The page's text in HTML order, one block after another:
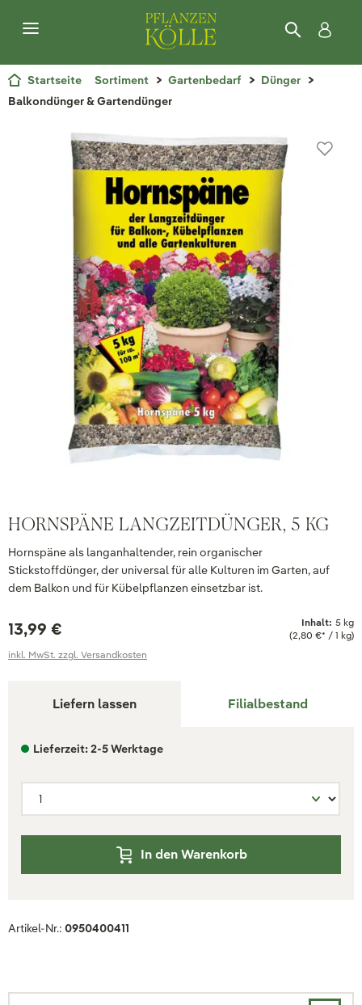
Startseite Sortiment Gartenbedarf
Dünger
Balkondünger & Gartendünger
HORNSPÄNE LANGZEITDÜNGER, 5 KG
Hornspäne als langanhaltender, rein organischer
Stickstoffdünger, der universal für alle Kulturen im Garten, auf
dem Balkon und für Kübelpflanzen einsetzbar ist.
13,99 € Inhalt: 5 kg
(2,80 €* / 1 kg)
inkl. MwSt. zzgl. Versandkosten
Liefern lassen Filialbestand
Lieferzeit: 2-5 Werktage
In den Warenkorb
Artikel-Nr.: 0950400411